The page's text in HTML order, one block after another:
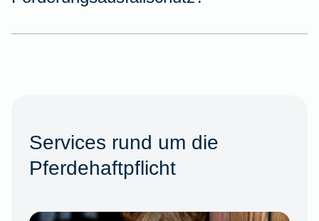
Services rund um die
Pferdehaftpflicht